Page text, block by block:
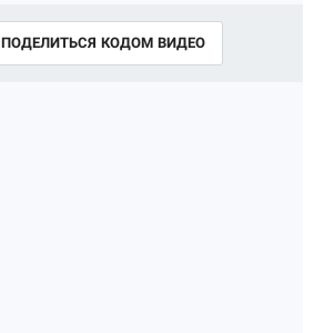
ПОДЕЛИТЬСЯ КОДОМ ВИДЕО